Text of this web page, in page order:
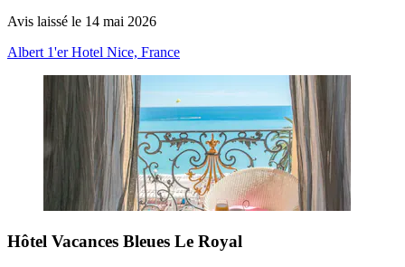
Avis laissé le 14 mai 2026
Albert 1'er Hotel Nice, France
Hôtel Vacances Bleues Le Royal